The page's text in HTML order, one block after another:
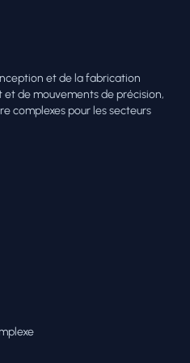
et de la fabrication
et de mouvements de précision,
complexes pour les secteurs